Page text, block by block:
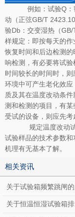
例如：试验Q：
动（正弦GB/T
验Db：交变湿热（
样规定：即按每天的
恢复时间和后边检测
响检测，有必要将试
时间较长的时间时，
环境中可产生老化效
质及其在温度改动条
测和检测的项目，有
受试的设备，则应先考
规定温度改动试
试验样品的技术参数
机理有无基本了解。
相关资讯
关于试验箱频繁跳闸
关于恒温恒湿试验箱